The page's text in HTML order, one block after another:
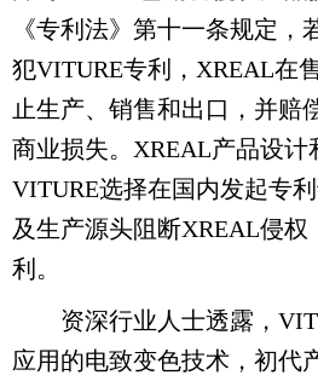
《专利法》第十一条规定，
犯VITURE专利，XREAL在
止生产、销售和出口，并赔
商业损失。XREAL产品设计
VITURE选择在国内发起专
及生产源头阻断XREAL侵
利。
资深行业人士透露，
应用的电致变色技术，初代